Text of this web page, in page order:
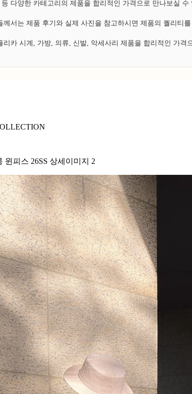
다양한 카테고리의 제품을 합리적인 가격으로 만나보실 수
서는 제품 후기와 실제 사진을 참고하시면 제품의 퀄리티
카 시계, 가방, 의류, 신발, 악세사리 제품을 합리적인 가